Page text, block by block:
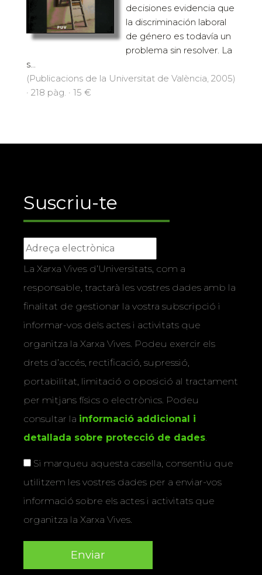
decisiones evidencia que
la discriminación laboral
de género es todavía un
problema sin resolver. La
s...
(Publicacions de la Universitat de València, 2005)
· 218 pàg. · 15 €
Suscriu-te
La Xarxa Vives d’Universitats, com a
responsable, tractarà les vostres dades amb la
finalitat de gestionar la vostra subscripció i
informar-vos dels actes i activitats que
organitza la Xarxa Vives. Podeu exercir els
drets d’accés, rectificació, supressió,
portabilitat, limitació o oposició al tractament
per mitjans físics o electrònics. Podeu
consultar la informació addicional i
detallada sobre protecció de dades.
Si marqueu aquesta casella, consentiu que
utilitzem les vostres dades per a enviar-vos
informació sobre els actes i activitats que
organitza la Xarxa Vives.